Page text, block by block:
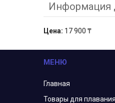
Информация
Цена: 17 900 ₸
МЕНЮ
Главная
Товары для плавания